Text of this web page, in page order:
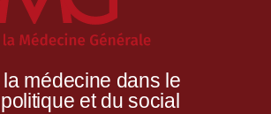
médecine dans le
et du social